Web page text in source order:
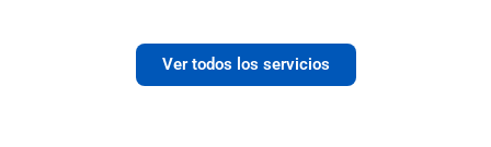
Ver todos los servicios